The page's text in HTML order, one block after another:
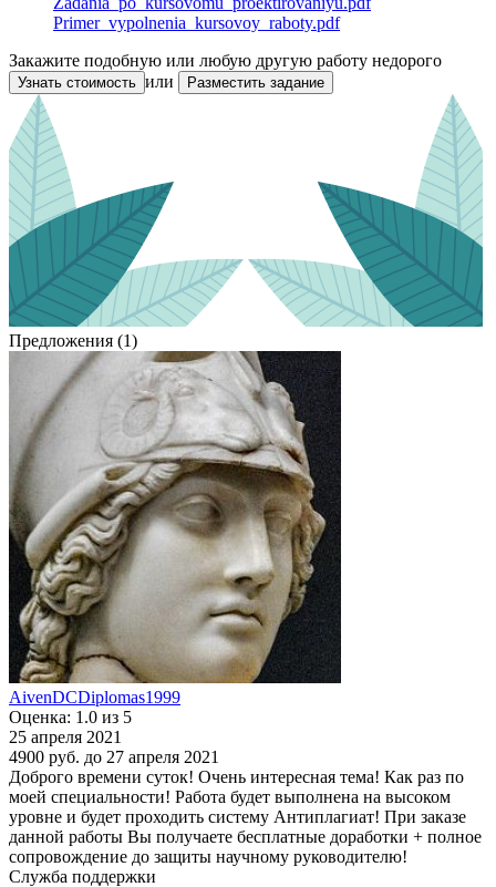
Primer_vypolnenia_kursovoy_raboty.pdf
Закажите подобную или любую другую работу недорого
Узнать стоимость или Разместить задание
Предложения (1)
AivenDCDiplomas1999
Оценка: 1.0 из 5
25 апреля 2021
4900 руб. до 27 апреля 2021
Доброго времени суток! Очень интересная тема! Как раз по
моей специальности! Работа будет выполнена на высоком
уровне и будет проходить систему Антиплагиат! При заказе
данной работы Вы получаете бесплатные доработки + полное
сопровождение до защиты научному руководителю!
Служба поддержки